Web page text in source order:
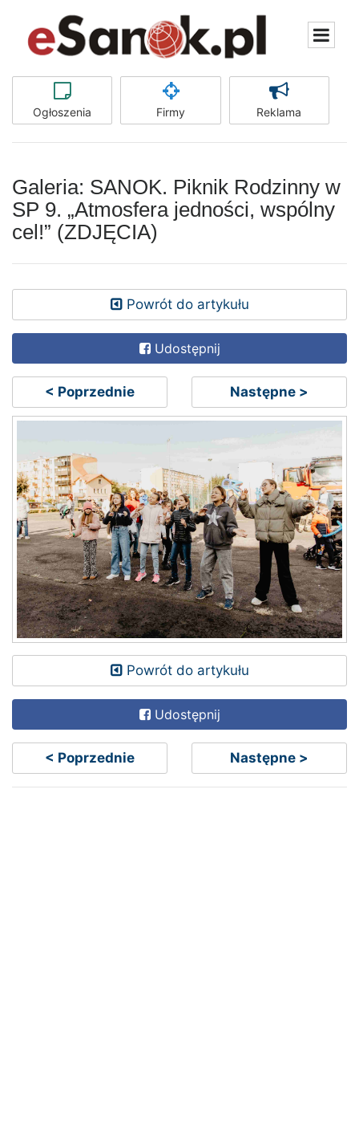
Ogłoszenia Firmy Reklama
Galeria: SANOK. Piknik Rodzinny w
SP 9. „Atmosfera jedności, wspólny
cel!” (ZDJĘCIA)
Powrót do artykułu
Udostępnij
< Poprzednie Następne >
Powrót do artykułu
Udostępnij
< Poprzednie Następne >